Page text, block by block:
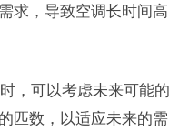
求，导致空调长时间高
，可以考虑未来可能的
匹数，以适应未来的需